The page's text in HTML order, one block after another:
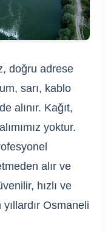
doğru adrese
sarı, kablo
alınır. Kağıt,
yoktur.
alır ve
hızlı ve
Osmaneli